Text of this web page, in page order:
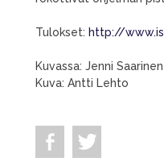
Tulokset: http://
Kuvassa: Jenni Saarinen
Kuva: Antti Lehto